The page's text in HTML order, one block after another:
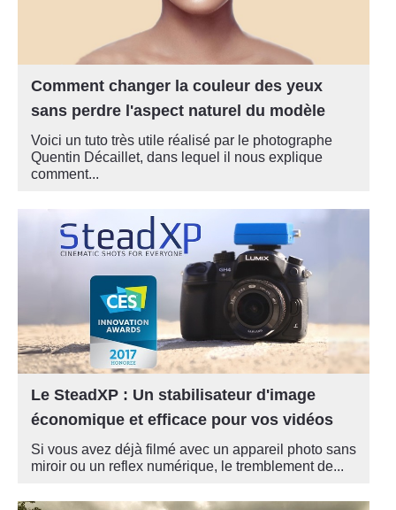
Comment changer la couleur des yeux
sans perdre l'aspect naturel du modèle
Voici un tuto très utile réalisé par le photographe
Quentin Décaillet, dans lequel il nous explique
comment...
Le SteadXP : Un stabilisateur d'image
économique et efficace pour vos vidéos
Si vous avez déjà filmé avec un appareil photo sans
miroir ou un reflex numérique, le tremblement de...